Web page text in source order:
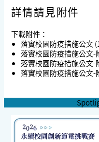
詳情請見附件
下載附件：
落實校園防疫措施公文
落實校園防疫措施公文-
落實校園防疫措施公文-
落實校園防疫措施公文-